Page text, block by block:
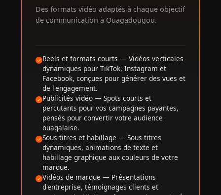
Des formats vidéo adaptés à chaque objectif
de communication à Ouagadougou.
Reels et formats courts — Vidéos verticales
dynamiques pour TikTok, Instagram et
Facebook, conçues pour générer des vues et
de l'engagement.
Publicités vidéo — Spots courts et
percutants pour vos campagnes payantes,
pensés pour convertir votre audience
ouagalaise.
Sous-titres et habillage — Sous-titres
dynamiques, animations de texte et
habillage graphique aux couleurs de votre
marque.
Vidéos de marque — Présentations
d'entreprise, témoignages clients et